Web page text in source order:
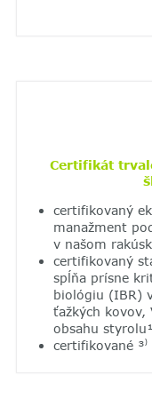
Certifikát
certifikovaný
manažment
v našom
certifikovaný
spĺňa prísne
biológiu (IBR)
ťažkých kovov,
obsahu styrolu¹
certifikované